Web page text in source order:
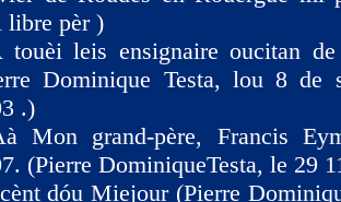
libre pèr )
touèi leis ensignaire oucitan
Dominique Testa, lou 8 de
.)
Mon grand-père, Francis
(Pierre DominiqueTesta, le 29
dóu Miejour (Pierre